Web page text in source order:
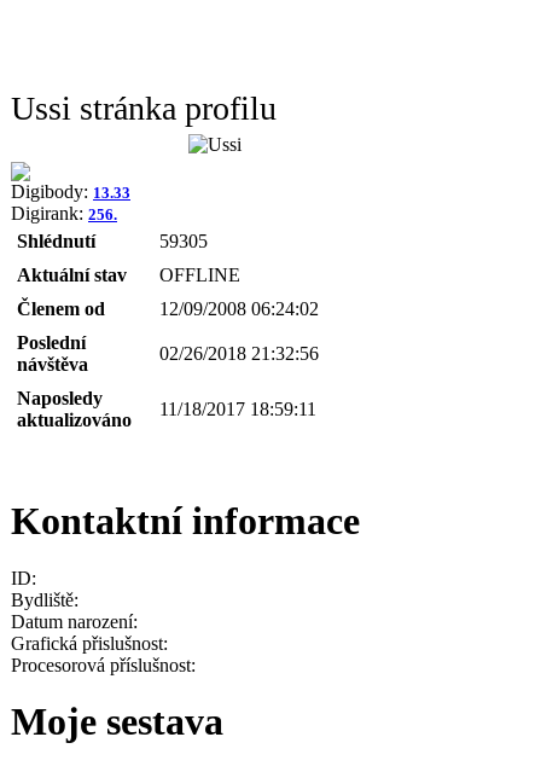
Ussi stránka profilu
Digibody: 13.33
Digirank: 256.
Shlédnutí
59305
Aktuální stav
OFFLINE
Členem od
12/09/2008 06:24:02
Poslední
návštěva
02/26/2018 21:32:56
Naposledy
aktualizováno
11/18/2017 18:59:11
Kontaktní informace
ID:
Bydliště:
Datum narození:
Grafická přislušnost:
Procesorová příslušnost:
Moje sestava